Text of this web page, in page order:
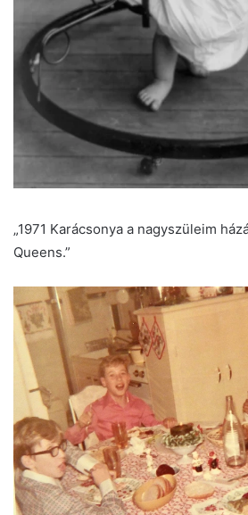
„1971 Karácsonya a nagyszüleim
Queens.”